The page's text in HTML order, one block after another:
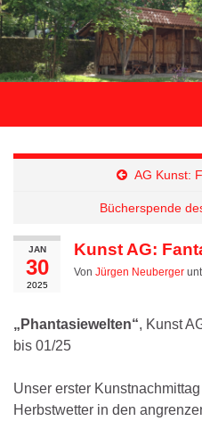
AG Kunst:
Bücherspende
JAN
30
2025
Kunst AG:
Von Jürgen Neuberger
„Phantasiewelten“, Kunst
bis 01/25
Unser erster
Herbstwetter in den